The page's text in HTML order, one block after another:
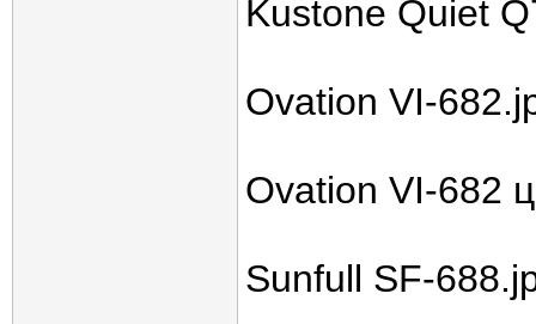
Kustone Quiet
Ovation VI-
Ovation VI-682
Sunfull SF-